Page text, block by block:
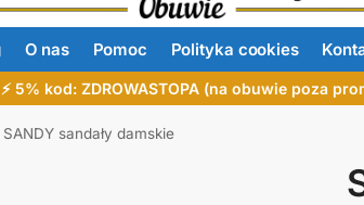
O nas Pomoc Polityka cookies
5% kod: ZDROWASTOPA (na obuwie poza
sandały damskie